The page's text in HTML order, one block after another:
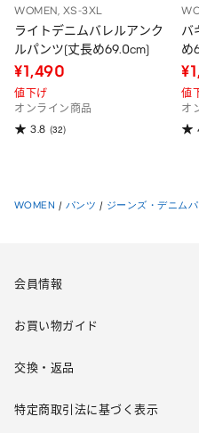
WOMEN, XS-3XL
ライトデニムバレルアンク
ルパンツ(丈長め69.0cm)
¥1,490
値下げ
オンライン商品
3.8 (32)
バ
め
値
オ
WOMEN / パンツ / ジーンズ・デニム
会員情報
お買い物ガイド
交換・返品
特定商取引法に基づく表示